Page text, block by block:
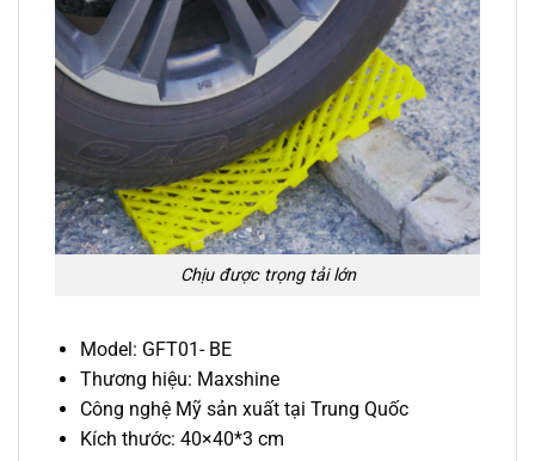
Chịu được trọng tải lớn
Model: GFT01- BE
Thương hiệu: Maxshine
Công nghệ Mỹ sản xuất tại Trung Quốc
Kích thước: 40×40*3 cm